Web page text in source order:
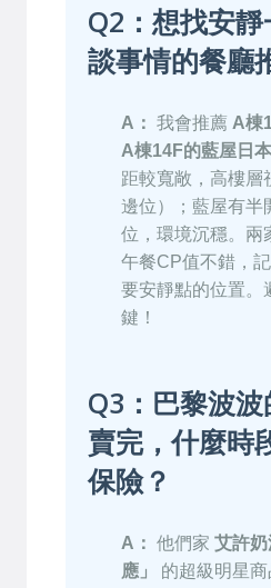
Q2：想找安
談事情的餐廳
A： 我會推薦 A棟
A棟14F的藍屋日
距較寬敞，高樓層
邊位）；藍屋有半
位，環境沉穩。兩
午餐CP值不錯，
要安靜點的位置。
鍵！
Q3：巴黎波
賣完，什麼時
保險？
A： 他們家 艾許
應」
的超級明星